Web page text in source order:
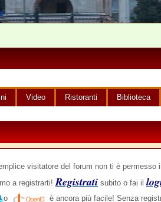
Video Ristoranti Biblioteca
visitatore del forum non ti è
a registrarti!Registrati subito o fai il
o è ancora più facile! Senza